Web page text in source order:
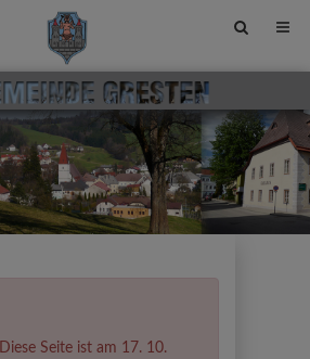
Site
toggle
Diese Seite ist am 17. 10.